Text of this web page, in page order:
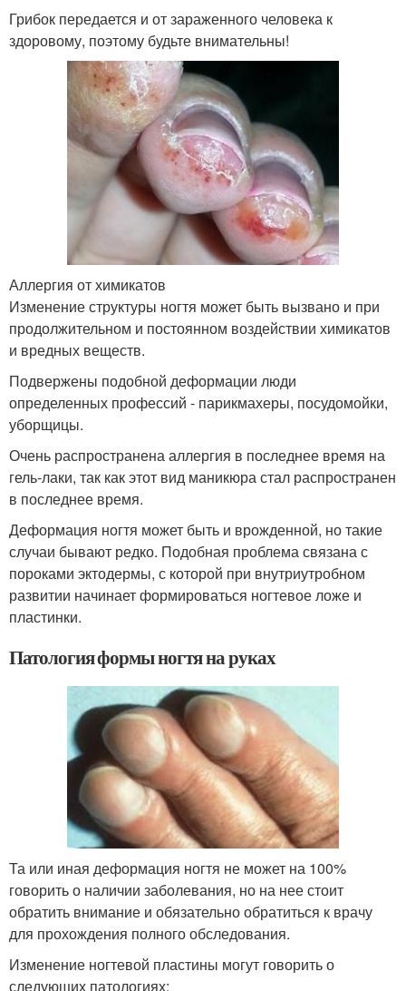
Грибок передается и от зараженного человека к
здоровому, поэтому будьте внимательны!
Аллергия от химикатов
Изменение структуры ногтя может быть вызвано и при
продолжительном и постоянном воздействии химикатов
и вредных веществ.
Подвержены подобной деформации люди
определенных профессий - парикмахеры, посудомойки,
уборщицы.
Очень распространена аллергия в последнее время на
гель-лаки, так как этот вид маникюра стал распространен
в последнее время.
Деформация ногтя может быть и врожденной, но такие
случаи бывают редко. Подобная проблема связана с
пороками эктодермы, с которой при внутриутробном
развитии начинает формироваться ногтевое ложе и
пластинки.
Патология формы ногтя на руках
Та или иная деформация ногтя не может на 100%
говорить о наличии заболевания, но на нее стоит
обратить внимание и обязательно обратиться к врачу
для прохождения полного обследования.
Изменение ногтевой пластины могут говорить о
следующих патологиях: